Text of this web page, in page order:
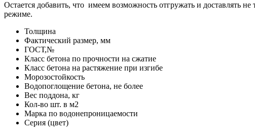
Остается добавить, что имеем возможность отгружать и доставлять
режиме.
Толщина
Фактический размер, мм
ГОСТ,№
Класс бетона по прочности на сжатие
Класс бетона на растяжение при изгибе
Морозостойкость
Водопоглощение бетона, не более
Вес поддона, кг
Кол-во шт. в м2
Марка по водонепроницаемости
Серия (цвет)